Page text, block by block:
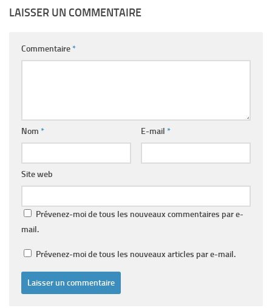
LAISSER UN COMMENTAIRE
Commentaire*
Nom * E-mail *
Site web
Prévenez-moi de tous les nouveaux commentaires par e-
mail.
Prévenez-moi de tous les nouveaux articles par e-mail.